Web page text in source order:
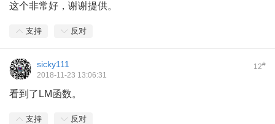
这个非常好，谢谢提供。
支持 反对
12#
sicky111
2018-11-23 13:06:31
看到了LM函数。
支持 反对